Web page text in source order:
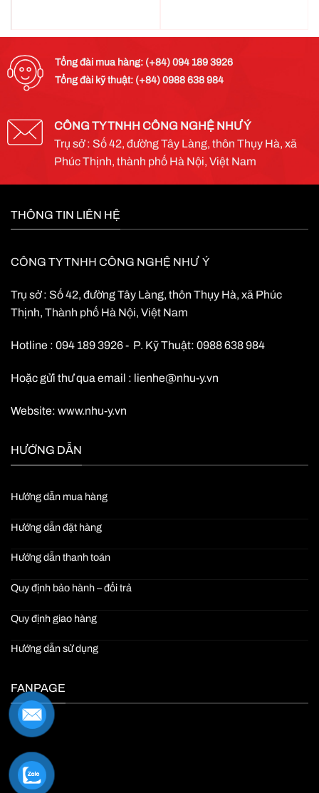
Với dòng sạc ắc quy lớn giúp cho
việc mở rộng thời gian lưu điện dễ
dàng
dụng ắc quy
Dòng sạc có thể cấu hình cài đặt
1-12A giúp tương thích với nhiều
dung lượng ắc quy khác nhau mà
quy dễ dàng
Tổng đài mua hàng: (+84) 094 189 3926
Tổng đài kỹ thuật: (+84) 0988 638 984
CÔNG TY TNHH CÔNG NGHỆ NHƯ Ý
Trụ sở : Số 42, đường Tây Làng, thôn Thụy Hà, xã
Phúc Thịnh, thành phố Hà Nội, Việt Nam
THÔNG TIN LIÊN HỆ
CÔNG TY TNHH CÔNG NGHỆ NHƯ Ý
Trụ sở : Số 42, đường Tây Làng, thôn Thụy Hà, xã Phúc
Thịnh, Thành phố Hà Nội, Việt Nam
Hotline : 094 189 3926 - P. Kỹ Thuật: 0988 638 984
Hoặc gửi thư qua email : lienhe@nhu-y.vn
Website: www.nhu-y.vn
HƯỚNG DẪN
Hướng dẫn mua hàng
Hướng dẫn đặt hàng
Hướng dẫn thanh toán
Quy định bảo hành – đổi trả
Quy định giao hàng
Hướng dẫn sử dụng
FANPAGE